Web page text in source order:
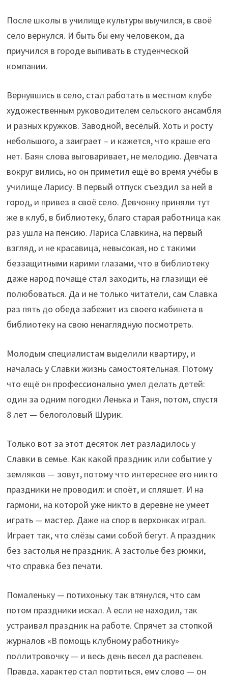
После школы в училище культуры выучился, в своё
село вернулся. И быть бы ему человеком, да
приучился в городе выпивать в студенческой
компании.
Вернувшись в село, стал работать в местном клубе
художественным руководителем сельского ансамбля
и разных кружков. Заводной, весёлый. Хоть и росту
небольшого, а заиграет – и кажется, что краше его
нет. Баян слова выговаривает, не мелодию. Девчата
вокруг вились, но он приметил ещё во время учёбы в
училище Ларису. В первый отпуск съездил за ней в
город, и привез в своё село. Девчонку приняли тут
же в клуб, в библиотеку, благо старая работница как
раз ушла на пенсию. Лариса Славкина, на первый
взгляд, и не красавица, невысокая, но с такими
беззащитными карими глазами, что в библиотеку
даже народ почаще стал заходить, на глазищи её
полюбоваться. Да и не только читатели, сам Славка
раз пять до обеда забежит из своего кабинета в
библиотеку на свою ненаглядную посмотреть.
Молодым специалистам выделили квартиру, и
началась у Славки жизнь самостоятельная. Потому
что ещё он профессионально умел делать детей:
один за одним погодки Ленька и Таня, потом, спустя
8 лет — белоголовый Шурик.
Только вот за этот десяток лет разладилось у
Славки в семье. Как какой праздник или событие у
земляков — зовут, потому что интереснее его никто
праздники не проводил: и споёт, и спляшет. И на
гармони, на которой уже никто в деревне не умеет
играть — мастер. Даже на спор в верхонках играл.
Играет так, что слёзы сами собой бегут. А праздник
без застолья не праздник. А застолье без рюмки,
что справка без печати.
Помаленьку — потихоньку так втянулся, что сам
потом праздники искал. А если не находил, так
устраивал праздник на работе. Спрячет за стопкой
журналов «В помощь клубному работнику»
поллитровочку — и весь день весел да распевен.
Правда, характер стал портиться, ему слово — он